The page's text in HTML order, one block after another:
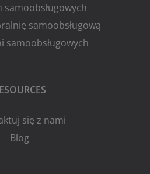
samoobsługowych
samoobsługową
samoobsługowych
się z nami
Blog